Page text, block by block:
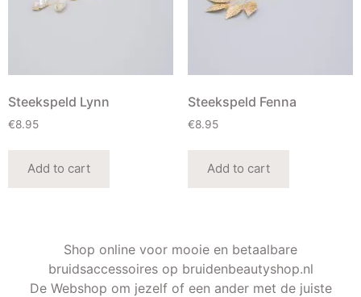
Steekspeld Lynn
€8.95
Add to cart
Steekspeld Fenna
€8.95
Add to cart
Shop online voor mooie en betaalbare
bruidsaccessoires op bruidenbeautyshop.nl
De Webshop om jezelf of een ander met de juiste